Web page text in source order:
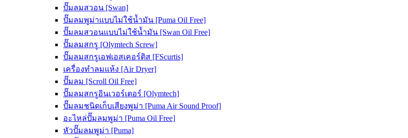
ปั๊มลมสวอน [Swan]
ปั๊มลมพูม่าแบบไม่ใช้น้ำมัน [Puma Oil Free]
ปั๊มลมสวอนแบบไม่ใช้น้ำมัน [Swan Oil Free]
ปั๊มลมสกรู [Olymtech Screw]
ปั๊มลมสกรูเอฟเอสเคอร์ติส [FScurtis]
เครื่องทำลมแห้ง [Air Dryer]
ปั๊มลม [Scroll Oil Free]
ปั๊มลมสกรูอินเวอร์เตอร์ [Olymtech]
ปั๊มลมชนิดเก็บเสียงพูม่า [Puma Air Sound Proof]
อะไหล่ปั๊มลมพูม่า [Puma Oil Free]
หัวปั๊มลมพูม่า [Puma]